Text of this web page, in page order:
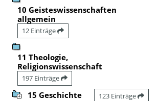
10 Geisteswissenschaften
allgemein
12 Einträge
11 Theologie,
Religionswissenschaft
197 Einträge
15 Geschichte 123 Einträge